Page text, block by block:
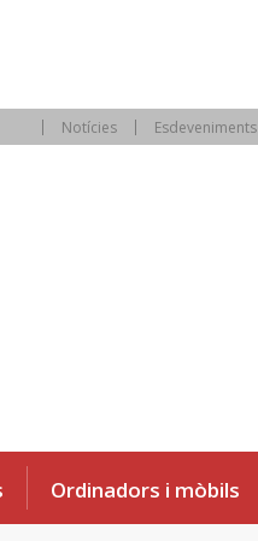
Notícies Esdeveniments
Ordinadors i mòbils